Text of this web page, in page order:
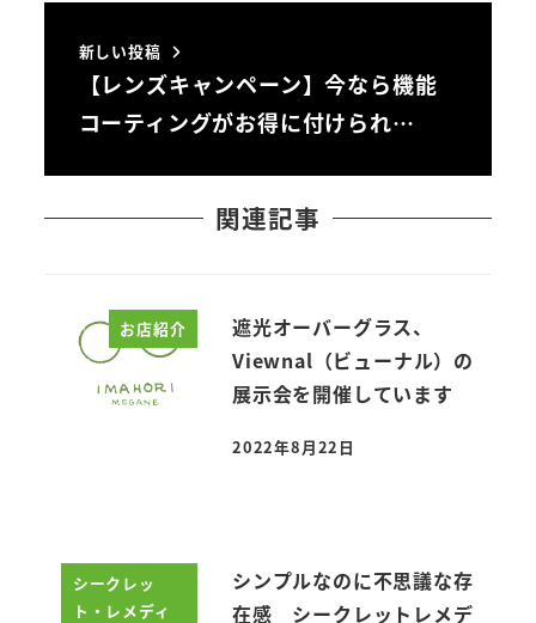
新しい投稿
【レンズキャンペーン】今なら機能
コーティングがお得に付けられ…
関連記事
お店紹介
遮光オーバーグラス、
Viewnal（ビューナル）の
展示会を開催しています
投稿日
2022年8月22日
シークレッ
ト・レメディ
シンプルなのに不思議な存
在感 シークレットレメデ